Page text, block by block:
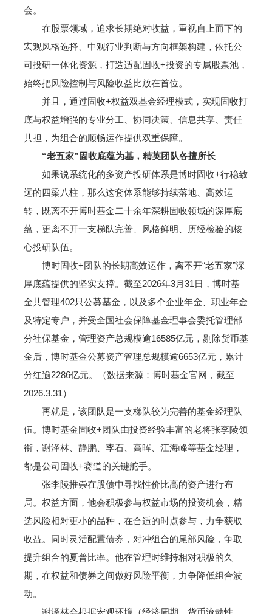
会。
在股票领域，追求长期绝对收益，重视自上而下的
宏观风格选择、中观行业判断与方向框架构建，依托公
司投研一体化资源，打造适配固收+投资的专属股票池，
始终把风险控制与风险收益比放在首位。
并且，通过固收+权益双基金经理模式，实现固收打
底与权益增强的专业分工、协同决策、信息共享、责任
共担，为组合的顺畅运作提供双重保障。
“老五家”固收底蕴为基，精英团队各擅所长
如果说系统化的多资产投研体系是博时固收+行稳致
远的四梁八柱，那么这套体系能够持续落地、高效运
转，既离不开博时基金二十余年深耕固收领域的深厚底
蕴，更离不开一支梯队完善、风格鲜明、历经检验的核
心投研队伍。
博时固收+团队的长期高效运作，离不开“老五家”深
厚底蕴提供的坚实支撑。截至2026年3月31日，博时基
金共管理402只公募基金，以及多个企业年金、职业年金
及特定专户，并受全国社会保障基金理事会委托管理部
分社保基金，管理资产总规模逾16585亿元，剔除货币基
金后，博时基金公募资产管理总规模逾6653亿元，累计
分红逾2286亿元。（数据来源：博时基金官网，截至
2026.3.31）
再就是，该团队是一支梯队较为完善的基金经理队
伍。博时基金固收+团队由投资经验丰富的老将张李陵领
衔，谢泽林、静鹏、李石、高晖、江海峰等基金经理，
都是公司固收+赛道的关键舵手。
张李陵推崇在股债中寻找性价比高的资产进行布
局。权益方面，他会积极参与权益市场的投资机会，精
选风险相对更小的品种，在合适的时点参与，力争获取
收益。同时灵活配置债券，对冲组合的尾部风险，争取
提升组合的夏普比率。他在管理时维持相对积极的久
期，在权益和债券之间做好风险平衡，力争降低组合波
动。
谢泽林会根据宏观环境（经济周期、货币流动性、